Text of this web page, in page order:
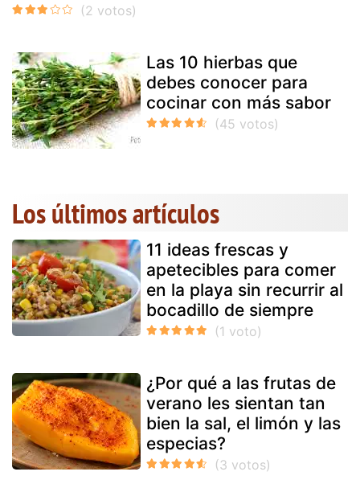
Las 10 hierbas que
debes conocer para
cocinar con más sabor
Los últimos artículos
11 ideas frescas y
apetecibles para comer
en la playa sin recurrir al
bocadillo de siempre
¿Por qué a las frutas de
verano les sientan tan
bien la sal, el limón y las
especias?